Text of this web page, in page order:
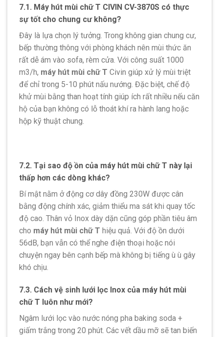
7.1. Máy hút mùi chữ T CIVIN CV-3870S có thực
sự tốt cho chung cư không?
Đây là lựa chọn lý tưởng. Trong không gian chung cư,
bếp thường thông với phòng khách nên mùi thức ăn
rất dễ ám vào sofa, rèm cửa. Với công suất 1000
m3/h, máy hút mùi chữ T Civin giúp xử lý mùi triệt
để chỉ trong 5-10 phút nấu nướng. Đặc biệt, chế độ
khử mùi bằng than hoạt tính giúp ích rất nhiều nếu căn
hộ của bạn không có lỗ thoát khí ra hành lang hoặc
hộp kỹ thuật chung.
7.2. Tại sao độ ồn của máy hút mùi chữ T này lại
thấp hơn các dòng khác?
Bí mật nằm ở động cơ dây đồng 230W được cân
bằng động chính xác, giảm thiểu ma sát khi quay tốc
độ cao. Thân vỏ Inox dày dặn cũng góp phần tiêu âm
cho máy hút mùi chữ T hiệu quả. Với độ ồn dưới
56dB, bạn vẫn có thể nghe điện thoại hoặc nói
chuyện ngay bên cạnh bếp mà không bị tiếng ù ù gây
khó chịu.
7.3. Cách vệ sinh lưới lọc Inox của máy hút mùi
chữ T luôn như mới?
Ngâm lưới lọc vào nước nóng pha baking soda +
giấm trắng trong 20 phút. Các vết dầu mỡ sẽ tan biến